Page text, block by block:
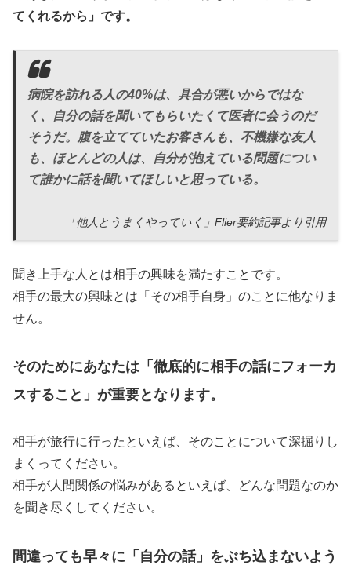
てくれるから」です。
病院を訪れる人の40%は、具合が悪いからではな
く、自分の話を聞いてもらいたくて医者に会うのだ
そうだ。腹を立てていたお客さんも、不機嫌な友人
も、ほとんどの人は、自分が抱えている問題につい
て誰かに話を聞いてほしいと思っている。
「他人とうまくやっていく」Flier要約記事より引用
聞き上手な人とは相手の興味を満たすことです。
相手の最大の興味とは「その相手自身」のことに他なりま
せん。
そのためにあなたは「徹底的に相手の話にフォーカ
スすること」が重要となります。
相手が旅行に行ったといえば、そのことについて深掘りし
まくってください。
相手が人間関係の悩みがあるといえば、どんな問題なのか
を聞き尽くしてください。
間違っても早々に「自分の話」をぶち込まないよう